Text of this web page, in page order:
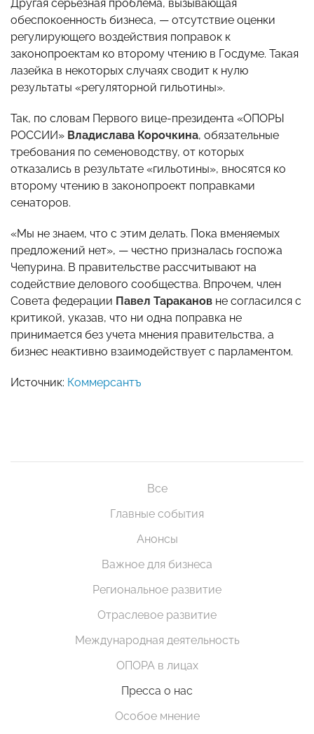
Другая серьезная проблема, вызывающая
обеспокоенность бизнеса, — отсутствие оценки
регулирующего воздействия поправок к
законопроектам ко второму чтению в Госдуме. Такая
лазейка в некоторых случаях сводит к нулю
результаты «регуляторной гильотины».
Так, по словам Первого вице-президента «ОПОРЫ
РОССИИ» Владислава Корочкина, обязательные
требования по семеноводству, от которых
отказались в результате «гильотины», вносятся ко
второму чтению в законопроект поправками
сенаторов.
«Мы не знаем, что с этим делать. Пока вменяемых
предложений нет», — честно призналась госпожа
Чепурина. В правительстве рассчитывают на
содействие делового сообщества. Впрочем, член
Совета федерации Павел Тараканов не согласился с
критикой, указав, что ни одна поправка не
принимается без учета мнения правительства, а
бизнес неактивно взаимодействует с парламентом.
Источник: Коммерсантъ
Все
Главные события
Анонсы
Важное для бизнеса
Региональное развитие
Отраслевое развитие
Международная деятельность
ОПОРА в лицах
Пресса о нас
Особое мнение